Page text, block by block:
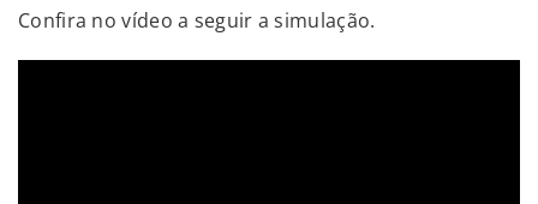
Confira no vídeo a seguir a simulação.